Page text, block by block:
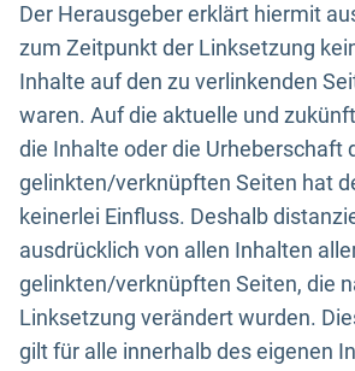
Der Herausgeber erklärt hiermit
zum Zeitpunkt der Linksetzung
Inhalte auf den zu verlinkenden
waren. Auf die aktuelle und
die Inhalte oder die Urheberschaft
gelinkten/verknüpften Seiten hat
keinerlei Einfluss. Deshalb
ausdrücklich von allen Inhalten
gelinkten/verknüpften Seiten, die
Linksetzung verändert wurden.
gilt für alle innerhalb des eigenen